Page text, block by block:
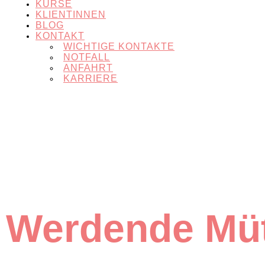
KURSE
KLIENTINNEN
BLOG
KONTAKT
WICHTIGE KONTAKTE
NOTFALL
ANFAHRT
KARRIERE
Werdende